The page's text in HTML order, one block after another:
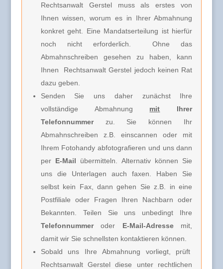
Rechtsanwalt Gerstel mussals erstes von
Ihnen wissen, worum es in Ihrer Abmahnung
konkret geht. Eine Mandatserteilung ist hierfür
noch nicht erforderlich.
Ohne das
Abmahnschreiben gesehen zu haben, kann
Ihnen Rechtsanwalt Gerstel jedoch keinen Rat
dazu geben.
Senden Sie uns daher zunächst Ihre
vollständige Abmahnung mit Ihrer
Telefonnummerzu. Sie können Ihr
Abmahnschreiben z.B. einscannen oder mit
Ihrem Fotohandy abfotografieren und uns dann
per E-Mail übermitteln. Alternativ können Sie
uns die Unterlagen auch faxen. Haben Sie
selbst kein Fax, dann gehen Sie z.B. in eine
Postfiliale oder Fragen Ihren Nachbarn oder
Bekannten. Teilen Sie uns unbedingt Ihre
Telefonnummeroder E-Mail-Adressemit,
damit wir Sie schnellsten kontaktieren können.
Sobald uns Ihre Abmahnung vorliegt, prüft
Rechtsanwalt Gerstel diese unter rechtlichen